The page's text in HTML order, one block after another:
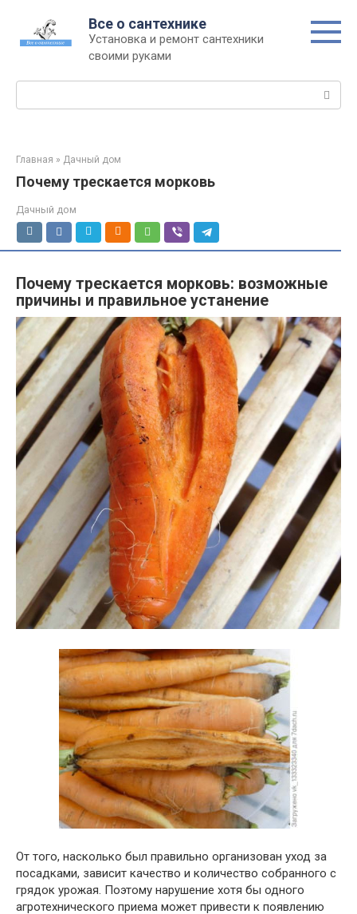
контенту
Все о сантехнике
Установка и ремонт сантехники
своими руками
Главная » Дачный дом
Почему трескается морковь
Дачный дом
Почему трескается морковь: возможные
причины и правильное устанение
От того, насколько был правильно организован уход за
посадками, зависит качество и количество собранного с
грядок урожая. Поэтому нарушение хотя бы одного
агротехнического приема может привести к появлению